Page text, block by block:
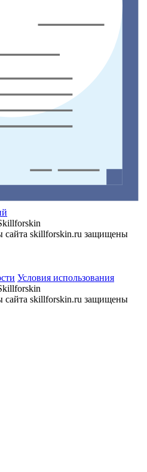
сайта skillforskin.ru защищены
Условия использования
сайта skillforskin.ru защищены